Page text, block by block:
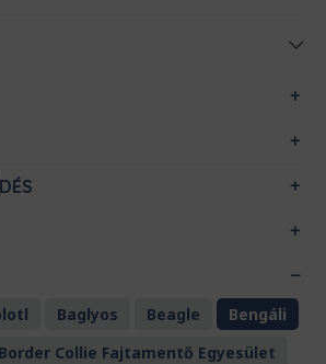
Baglyos Beagle
Bengáli
Border Collie Fajtamentő Egyesület